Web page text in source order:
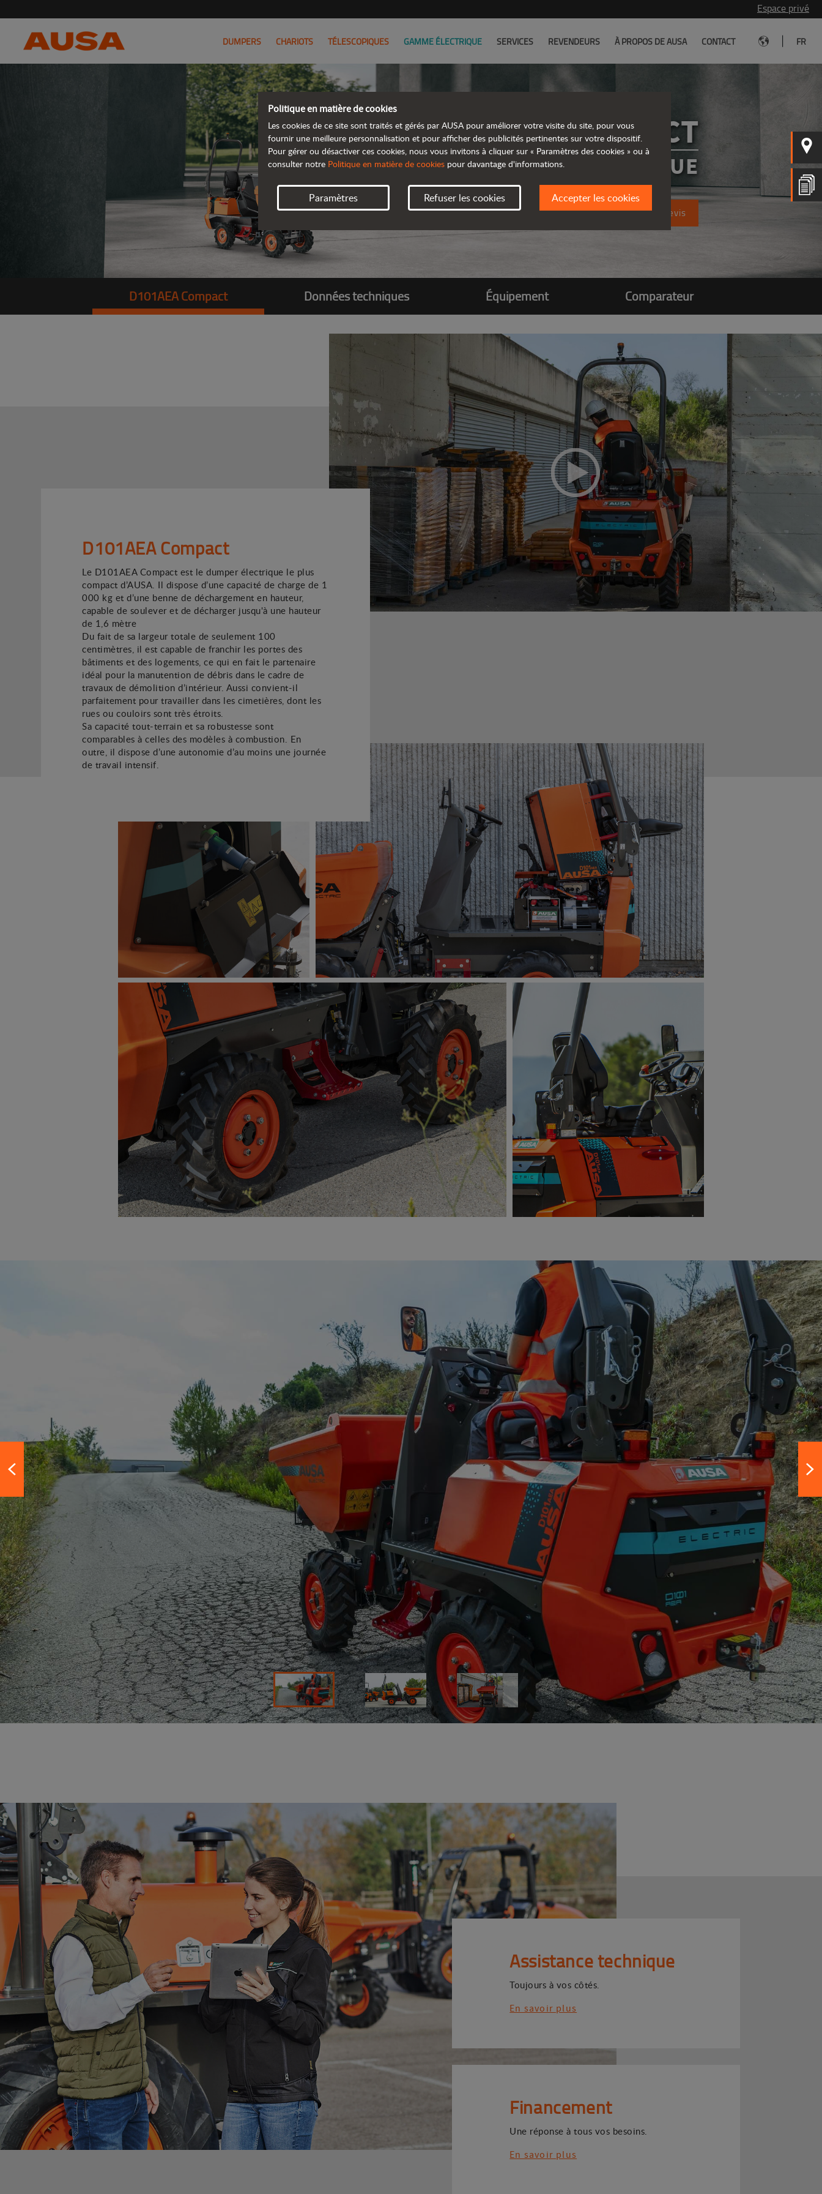
Espace privé
DUMPERS CHARIOTS TÉLESCOPIQUES GAMME ÉLECTRIQUE SERVICES REVENDEURS À PROPOS DE AUSA CONTACT FR
D101AEA COMPACT
DUMPER ÉLECTRIQUE
Demandez un devis
D101AEA Compact Données techniques Équipement Comparateur
D101AEA Compact
Le D101AEA Compact est le dumper électrique le plus
compact d’AUSA. Il dispose d’une capacité de charge de 1
000 kg et d’une benne de déchargement en hauteur,
capable de soulever et de décharger jusqu'à une hauteur
de 1,6 mètre
Du fait de sa largeur totale de seulement 100
centimètres, il est capable de franchir les portes des
bâtiments et des logements, ce qui en fait le partenaire
idéal pour la manutention de débris dans le cadre de
travaux de démolition d’intérieur. Aussi convient-il
parfaitement pour travailler dans les cimetières, dont les
rues ou couloirs sont très étroits.
Sa capacité tout-terrain et sa robustesse sont
comparables à celles des modèles à combustion. En
outre, il dispose d’une autonomie d’au moins une journée
de travail intensif.
Assistance technique
Toujours à vos côtés.
En savoir plus
Financement
Une réponse à tous vos besoins.
En savoir plus
Politique en matière de cookies
Les cookies de ce site sont traités et gérés par AUSA pour améliorer votre visite du site, pour vous
fournir une meilleure personnalisation et pour afficher des publicités pertinentes sur votre dispositif.
Pour gérer ou désactiver ces cookies, nous vous invitons à cliquer sur « Paramètres des cookies » ou à
consulter notre Politique en matière de cookies pour davantage d'informations.
Paramètres Refuser les cookies Accepter les cookies